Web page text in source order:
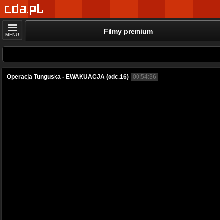
MENU Filmy premium
Operacja Tunguska - EWAKUACJA (odc.16) 00:54:36